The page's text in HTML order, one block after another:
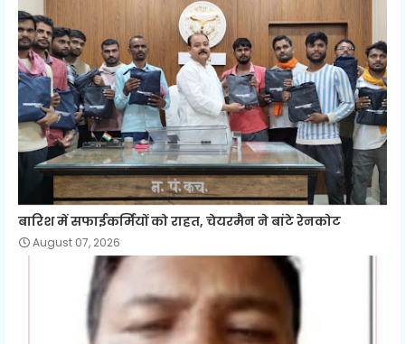
बारिश में सफाईकर्मियों को राहत, चेयरमैन ने बांटे रेनकोट
August 07, 2026